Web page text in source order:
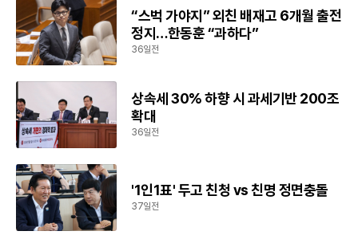
“스벅 가야지” 외친 배재고 6개월 출전
정지…한동훈 “과하다”
36일전
상속세 30% 하향 시 과세기반 200조
확대
36일전
'1인1표' 두고 친청 vs 친명 정면충돌
37일전